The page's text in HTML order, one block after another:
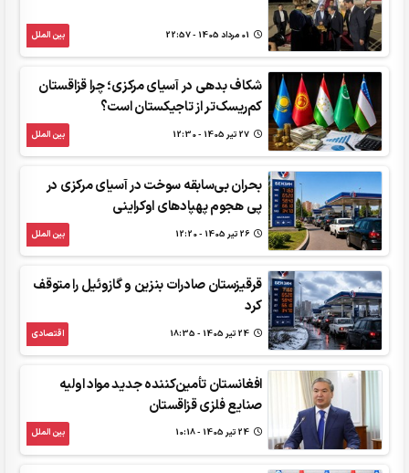
بین الملل
شکاف بدهی در آسیای مرکزی؛ چرا قزاقستان
کم‌ریسک‌تر از تاجیکستان است؟
بین الملل
بحران بی‌سابقه سوخت در آسیای مرکزی در
پی هجوم پهپادهای اوکراینی
بین الملل
قرقیزستان صادرات بنزین و گازوئیل را متوقف
کرد
اقتصادی
افغانستان تأمین‌کننده جدید مواد اولیه
صنایع فلزی قزاقستان
بین الملل